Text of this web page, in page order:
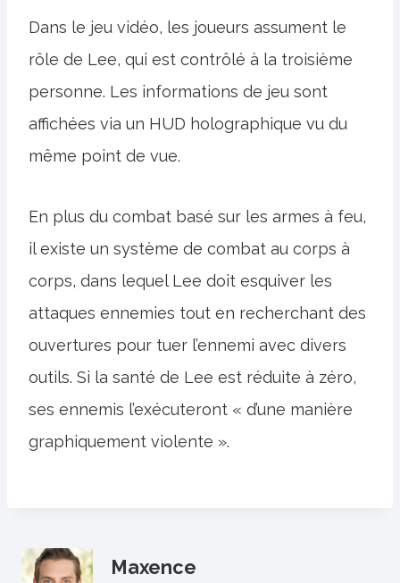
Dans le jeu vidéo, les joueurs assument le
rôle de Lee, qui est contrôlé à la troisième
personne. Les informations de jeu sont
affichées via un HUD holographique vu du
même point de vue.
En plus du combat basé sur les armes à feu,
il existe un système de combat au corps à
corps, dans lequel Lee doit esquiver les
attaques ennemies tout en recherchant des
ouvertures pour tuer l’ennemi avec divers
outils. Si la santé de Lee est réduite à zéro,
ses ennemis l’exécuteront « d’une manière
graphiquement violente ».
Maxence